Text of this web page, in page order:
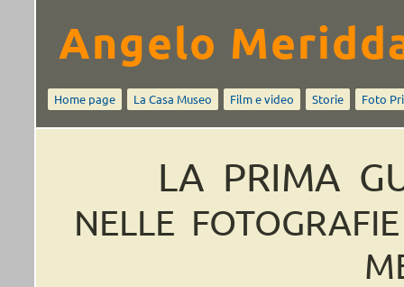
Angelo
Home page La Casa Museo Film e video Storie Foto
LA PRIMA
NELLE